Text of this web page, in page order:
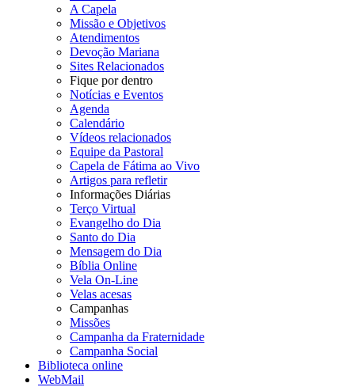
A Capela
Missão e Objetivos
Atendimentos
Devoção Mariana
Sites Relacionados
Fique por dentro
Notícias e Eventos
Agenda
Calendário
Vídeos relacionados
Equipe da Pastoral
Capela de Fátima ao Vivo
Artigos para refletir
Informações Diárias
Terço Virtual
Evangelho do Dia
Santo do Dia
Mensagem do Dia
Bíblia Online
Vela On-Line
Velas acesas
Campanhas
Missões
Campanha da Fraternidade
Campanha Social
Biblioteca online
WebMail